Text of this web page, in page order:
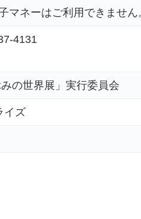
ネーはご利用できません
4131
の世界展」実行委員会
イズ